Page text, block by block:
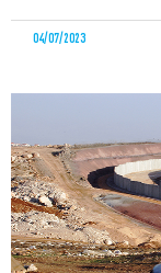
04/07/2023